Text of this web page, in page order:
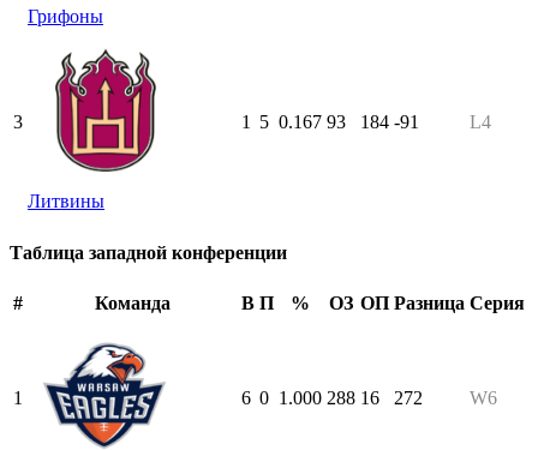
Грифоны
3
Литвины
1 5 0.167 93 184 -91 L4
Таблица западной конференции
# Команда В П % ОЗ ОП Разница Серия
1 6 0 1.000 288 16 272 W6